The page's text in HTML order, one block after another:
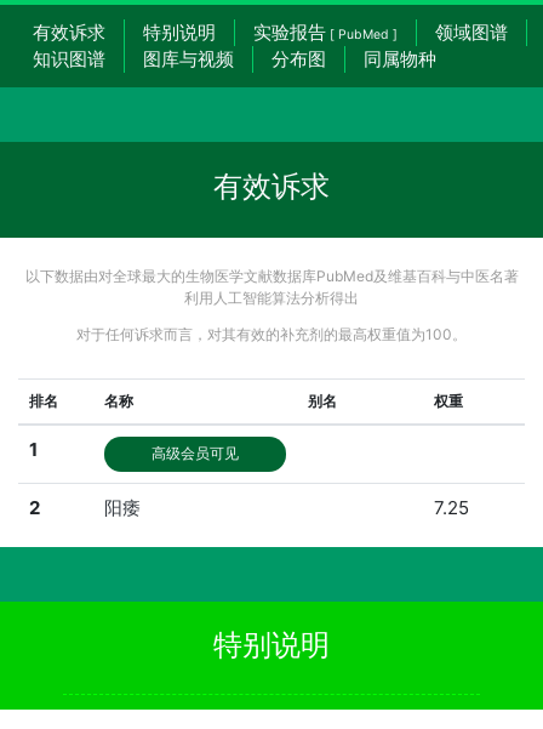
有效诉求 特别说明 实验报告 [ PubMed ]
领域图谱
知识图谱
图库与视频 分布图 同属物种
有效诉求
以下数据由对全球最大的生物医学文献数据库PubMed及维基百科与中医名著
利用人工智能算法分析得出
对于任何诉求而言，对其有效的补充剂的最高权重值为100。
排名 名称 别名 权重
1 高级会员可见
2 阳痿 7.25
特别说明